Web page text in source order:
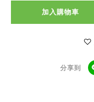
加入購物車
分享到